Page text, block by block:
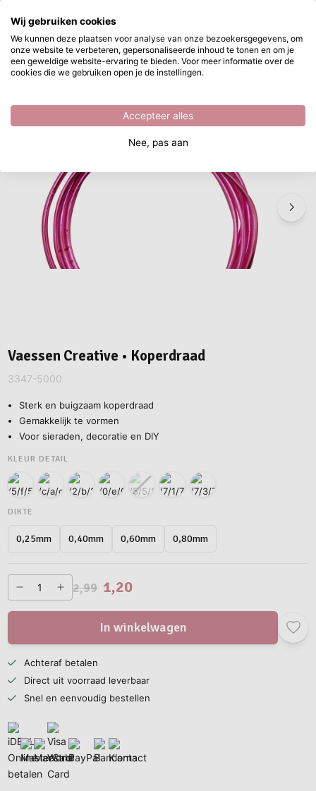
Ga naar hoofdinhoud
Direct uit voorraad leverbaar
Vaessen Creative • Koperdraad
/ Knutselmaterialen / Vaessen Creative • Koperdraad
Vaessen Creative • Koperdraad
3347-5000
Sterk en buigzaam koperdraad
Gemakkelijk te vormen
Voor sieraden, decoratie en DIY
KLEUR DETAIL
DIKTE
0,25mm 0,40mm 0,60mm 0,80mm
2,99 1,20
In winkelwagen
Achteraf betalen
Direct uit voorraad leverbaar
Snel en eenvoudig bestellen
Waar ben je naar op zoek?
Wij gebruiken cookies
We kunnen deze plaatsen voor analyse van onze bezoekersgegevens, om
onze website te verbeteren, gepersonaliseerde inhoud te tonen en om je
een geweldige website-ervaring te bieden. Voor meer informatie over de
cookies die we gebruiken open je de instellingen.
Accepteer alles
Nee, pas aan